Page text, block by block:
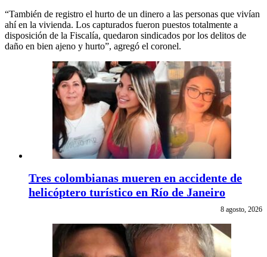
“También de registro el hurto de un dinero a las personas que vivían
ahí en la vivienda. Los capturados fueron puestos totalmente a
disposición de la Fiscalía, quedaron sindicados por los delitos de
daño en bien ajeno y hurto”, agregó el coronel.
Tres colombianas mueren en accidente de
helicóptero turístico en Río de Janeiro
8 agosto, 2026